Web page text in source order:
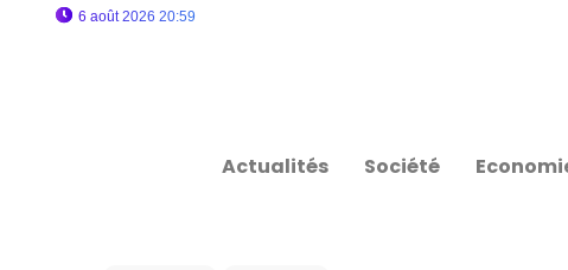
6 août 2026 20:59
Actualités Société